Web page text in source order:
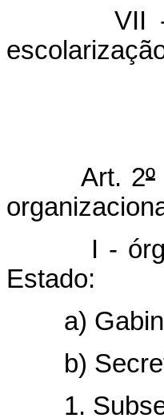
VII -
Art. 2º
I - órgãos
Estado:
a)
b)
1.